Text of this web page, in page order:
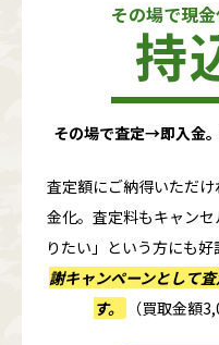
その場で現
持
その場で査定→即入金
査定額にご納得いただ
金化。査定料もキャン
りたい」という方にも好
謝キャンペーンとして
す。
（買取金額